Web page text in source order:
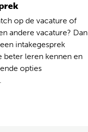
op de vacature of
andere vacature? Dan
intakegesprek
beter leren kennen en
opties